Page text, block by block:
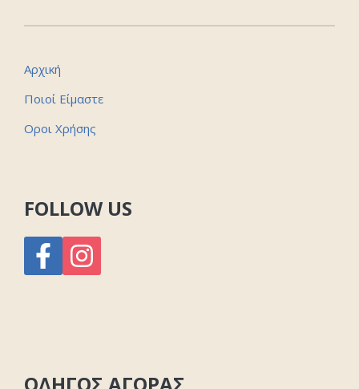
Αρχική
Ποιοί Είμαστε
Οροι Χρήσης
FOLLOW US
ΟΔΗΓΟΣ ΑΓΟΡΑΣ